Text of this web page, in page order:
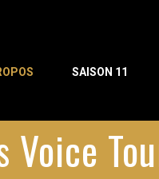
SAISON 11
Voice